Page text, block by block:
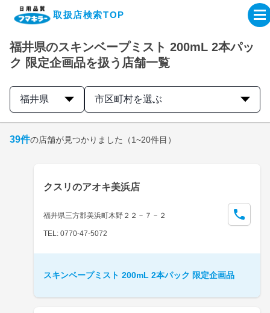
取扱店検索TOP
企業・IR情報サイト
製品情報サイト
取扱店検索はこちら
福井県のスキンベープミスト 200mL 2本パッ
ク 限定企画品を扱う店舗一覧
福井県 市区町村を選ぶ
39件の店舗が見つかりました （1~20件目）
クスリのアオキ美浜店
福井県三方郡美浜町木野２２－７－２
TEL: 0770-47-5072
スキンベープミスト 200mL 2本パック 限定企画品